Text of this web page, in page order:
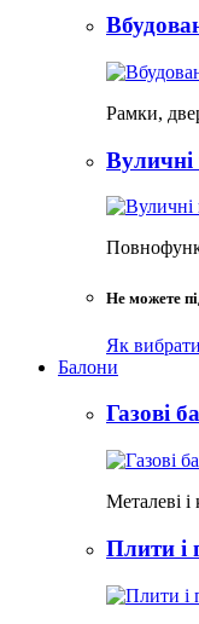
Рамки,
Вуличні
Не можете
Як
Балони
Газові
Металеві і
Плити і